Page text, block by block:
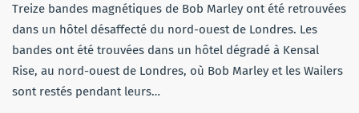
Treize bandes magnétiques de Bob Marley ont été retrouvées
dans un hôtel désaffecté du nord-ouest de Londres. Les
bandes ont été trouvées dans un hôtel dégradé à Kensal
Rise, au nord-ouest de Londres, où Bob Marley et les Wailers
sont restés pendant leurs…